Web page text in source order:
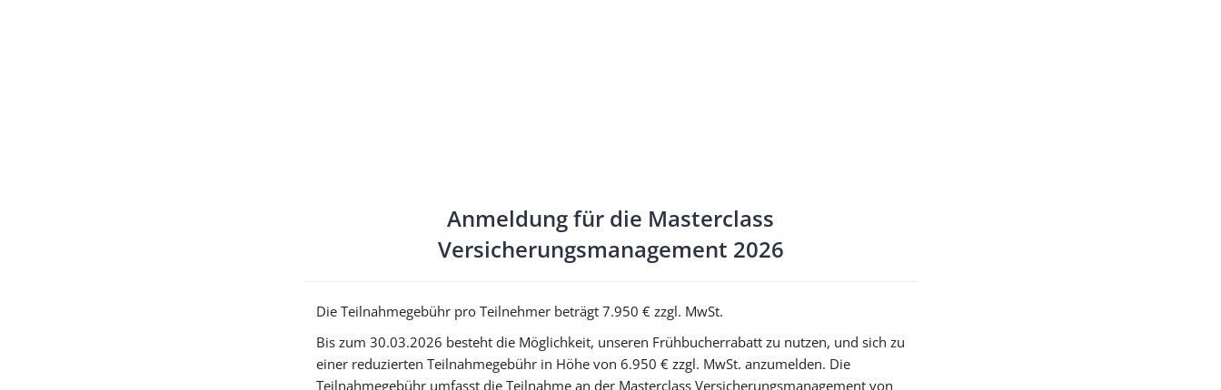
Anmeldung für die Masterclass
Versicherungsmanagement 2026
Die Teilnahmegebühr pro Teilnehmer beträgt 7.950 € zzgl. MwSt.
Bis zum 30.03.2026 besteht die Möglichkeit, unseren Frühbucherrabatt zu nutzen, und sich zu
einer reduzierten Teilnahmegebühr in Höhe von 6.950 € zzgl. MwSt. anzumelden. Die
Teilnahmegebühr umfasst die Teilnahme an der Masterclass Versicherungsmanagement von